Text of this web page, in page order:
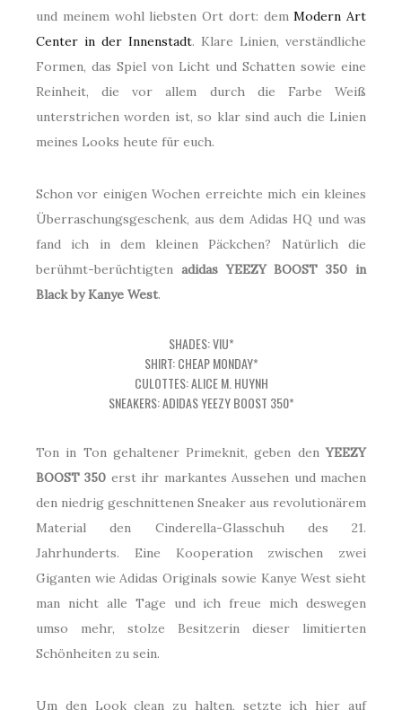
und meinem wohl liebsten Ort dort: demModern Art
Center in der Innenstadt. Klare Linien, verständliche
Formen, das Spiel von Licht und Schatten sowie eine
Reinheit, die vor allem durch die Farbe Weiß
unterstrichen worden ist, so klar sind auch die Linien
meines Looks heute für euch.
Schon vor einigen Wochen erreichte mich ein kleines
Überraschungsgeschenk, aus dem Adidas HQ und was
fand ich in dem kleinen Päckchen? Natürlich die
berühmt-berüchtigten adidas YEEZY BOOST 350 in
Black by Kanye West.
SHADES: VIU*
SHIRT: CHEAP MONDAY*
CULOTTES: ALICE M. HUYNH
SNEAKERS: ADIDAS YEEZY BOOST 350*
Ton in Ton gehaltener Primeknit, geben denYEEZY
BOOST 350 erst ihr markantes Aussehen und machen
den niedrig geschnittenen Sneaker aus revolutionärem
Material den Cinderella-Glasschuh des 21.
Jahrhunderts. Eine Kooperation zwischen zwei
Giganten wie Adidas Originals sowie Kanye West sieht
man nicht alle Tage und ich freue mich deswegen
umso mehr, stolze Besitzerin dieser limitierten
Schönheiten zu sein.
Um den Look clean zu halten, setzte ich hier auf